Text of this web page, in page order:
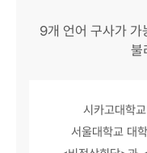
9개 언어 구사가
불
시카고대학
서울대학교 대